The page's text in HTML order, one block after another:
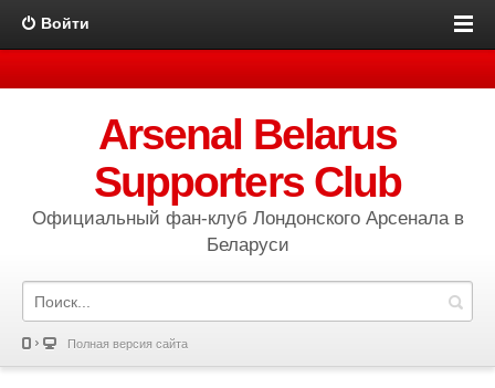
Войти
Arsenal Belarus
Supporters Club
Официальный фан-клуб Лондонского Арсенала в
Беларуси
Полная версия сайта